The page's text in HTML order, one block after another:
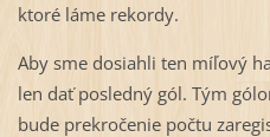
ktoré láme rekordy.
Aby sme dosiahli ten míľový
len dať posledný gól. Tým
bude prekročenie počtu